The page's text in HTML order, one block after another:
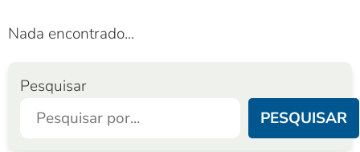
Nada encontrado...
Pesquisar
PESQUISAR